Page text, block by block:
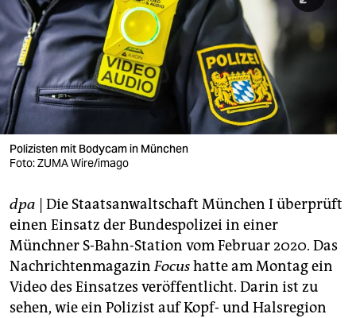
nord
wahrheit
verlag
verlag
veranstaltungen
fragen & hilfe
unterstützen
abo
genossenschaft
Polizisten mit Bodycam in München
Foto: ZUMA Wire/imago
dpa | Die Staatsanwaltschaft München I überprüft
einen Einsatz der Bundespolizei in einer
Münchner S-Bahn-Station vom Februar 2020. Das
NachrichtenmagazinFocushatte am Montag ein
Video des Einsatzes veröffentlicht. Darin ist zu
sehen, wie ein Polizist auf Kopf- und Halsregion